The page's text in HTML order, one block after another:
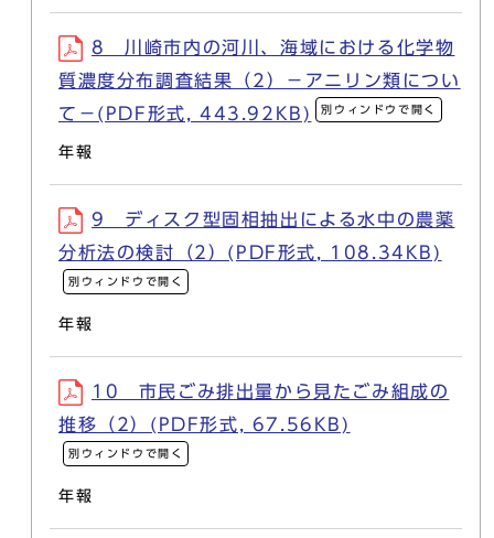
8 川崎市内の河川、海域における化学物
質濃度分布調査結果（2）－アニリン類につい
て－(PDF形式, 443.92KB)
別ウィンドウで開く
年報
9 ディスク型固相抽出による水中の農薬
分析法の検討（2）(PDF形式, 108.34KB)
別ウィンドウで開く
年報
10 市民ごみ排出量から見たごみ組成の
推移（2）(PDF形式, 67.56KB)
別ウィンドウで開く
年報